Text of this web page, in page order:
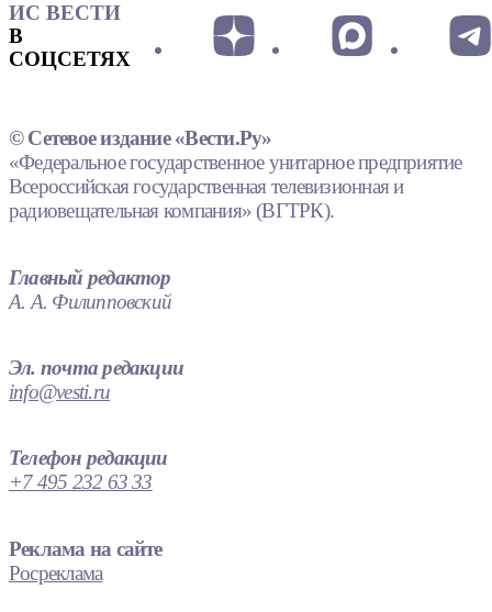
ИС ВЕСТИ
В
СОЦСЕТЯХ
© Сетевое издание «Вести.Ру»
«Федеральное государственное унитарное предприятие
Всероссийская государственная телевизионная и
радиовещательная компания» (ВГТРК).
Главный редактор
А. А. Филипповский
Эл. почта редакции
info@vesti.ru
Телефон редакции
+7 495 232 63 33
Реклама на сайте
Росреклама